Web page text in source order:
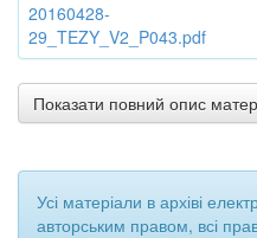
20160428-
29_TEZY_V2_P043.pdf
Показати повний опис
Усі матеріали в архіві
авторським правом, всі